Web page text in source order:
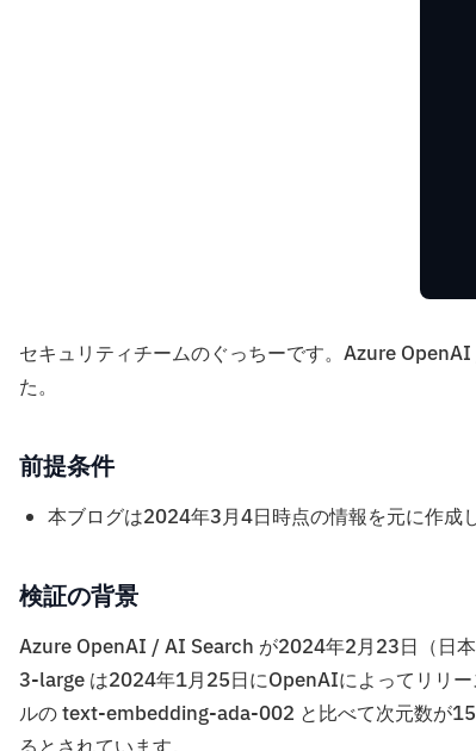
セキュリティチームのぐっちーです。Azure
た。
前提条件
本ブログは2024年3月4日時点の情報を元に作成
検証の背景
Azure OpenAI / AI Search が2024年2月23日（日
3-large は2024年1月25日にOpenAIによってリリ
ルの text-embedding-ada-002 と比べて次元数が